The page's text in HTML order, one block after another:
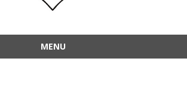
MENU